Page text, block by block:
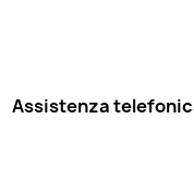
Assistenza